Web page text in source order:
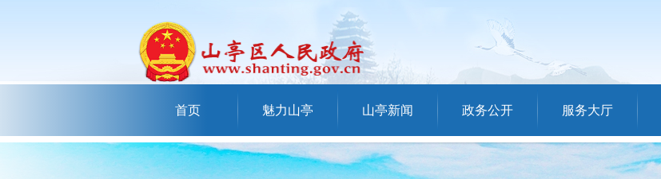
首页 魅力山亭 山亭新闻 政务公开 服务大厅